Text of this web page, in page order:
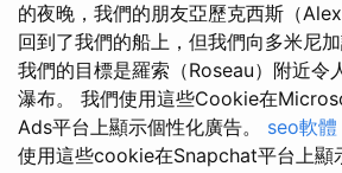
的夜晚，我們的朋友亞歷克西斯（
回到了我們的船上，但我們向多米尼加
我們的目標是羅索（Roseau）附近令
瀑布。 我們使用這些Cookie在
Ads平台上顯示個性化廣告。 seo軟體
使用這些cookie在Snapchat平台上顯